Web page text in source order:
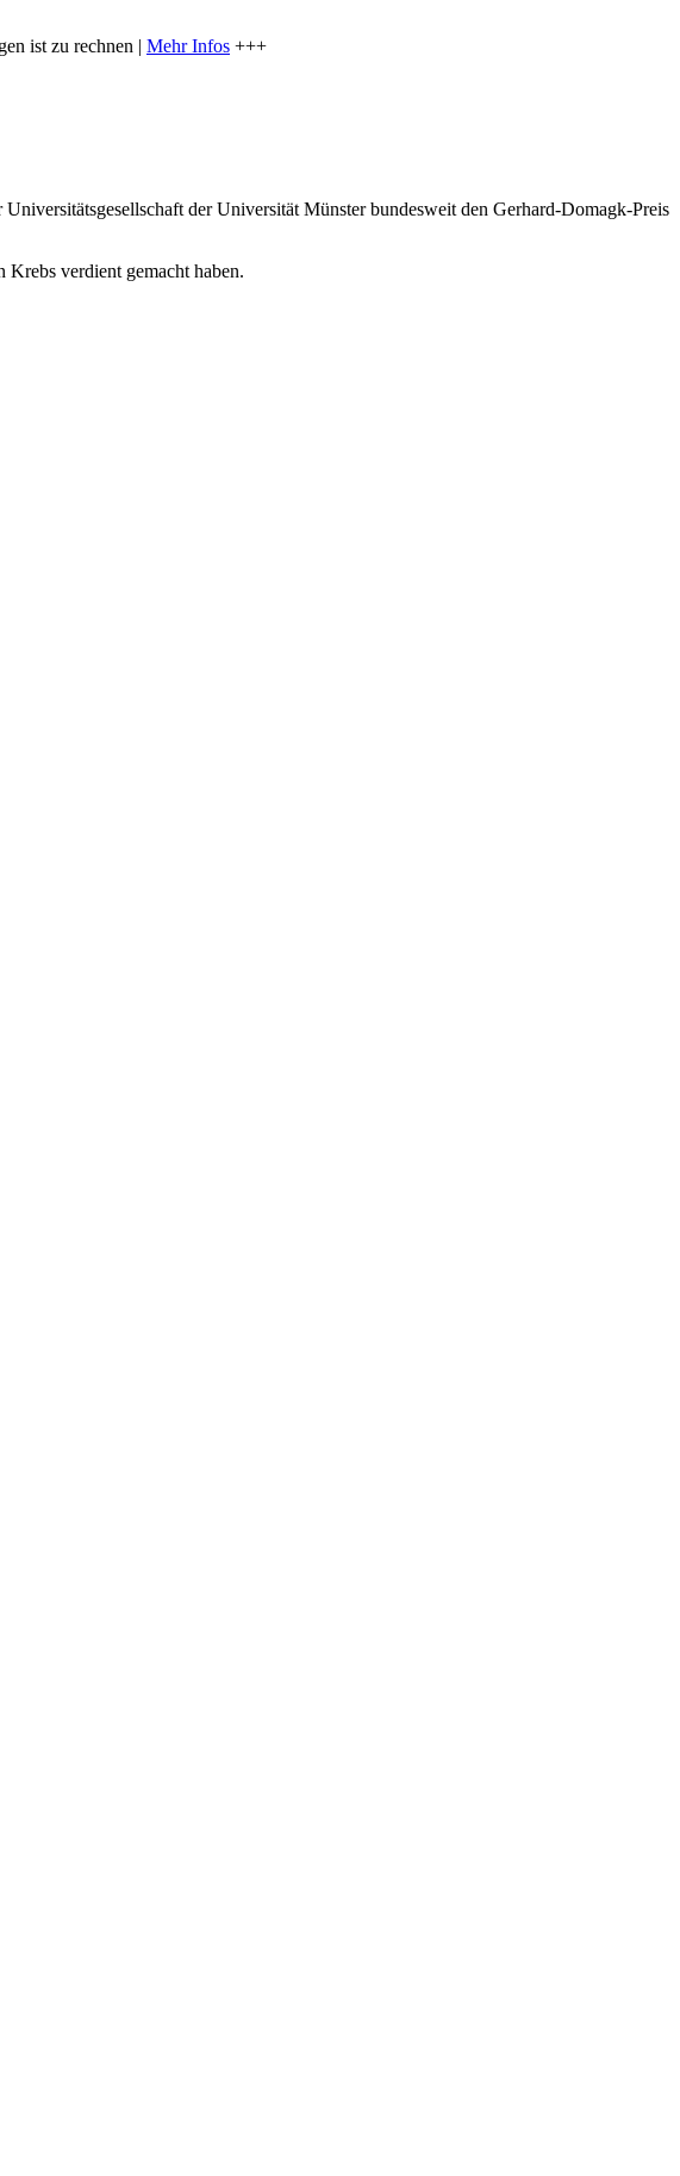
ist zu rechnen | Mehr Infos +++
der Universität Münster bundesweit den Gerhard-Domagk-Preis
verdient gemacht haben.